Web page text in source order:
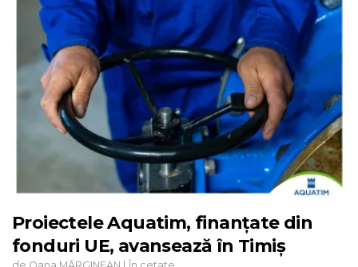
Proiectele Aquatim, finanțate din
fonduri UE, avansează în Timiș
de |